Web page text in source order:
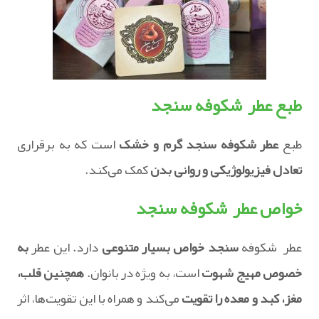
طبع عطر شکوفه سنجد
طبععطر شکوفه سنجد گرم و خشکاست که به برقراری
تعادل فیزیولوژیکی و روانی بدنکمک می‌کند.
خواص عطر شکوفه سنجد
عطر شکوفهسنجد خواص بسیار متنوعیدارد. این عطربه
خصوص مهیج شهوتاست، به ویژه در بانوان.همچنین قلب،
مغز، کبد و معده را تقویتمی‌کند و همراه با این تقویت‌ها، اثر